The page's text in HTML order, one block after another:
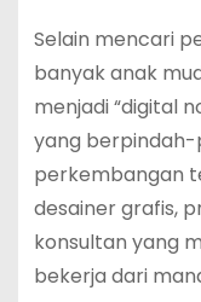
Selain mencari
banyak anak
menjadi “digital
yang berpindah-
perkembangan
desainer grafis,
konsultan yang
bekerja dari